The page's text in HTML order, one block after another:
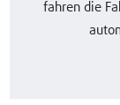
fahren die